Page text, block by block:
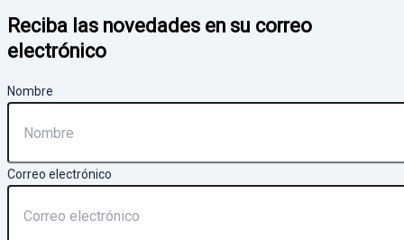
Reciba las novedades en su correo
electrónico
Nombre
Correo electrónico